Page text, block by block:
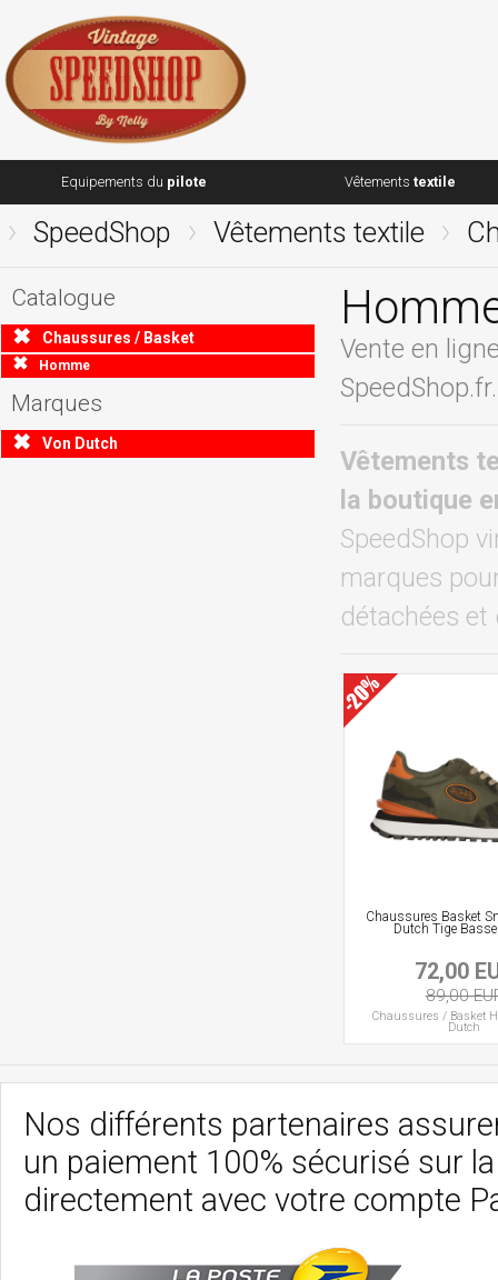
Equipements du pilote Vêtements textile
SpeedShop Vêtements textile
Catalogue
Chaussures / Basket
Homme
Marques
Von Dutch
Vente en
Vêtements
la boutique
SpeedShop
marques
détachées et
Chaussures Basket
Dutch Tige
72,00
89,00
Chaussures / Basket
Dutch
Nos différents partenaires
un paiement 100% sécurisé sur
directement avec votre compte